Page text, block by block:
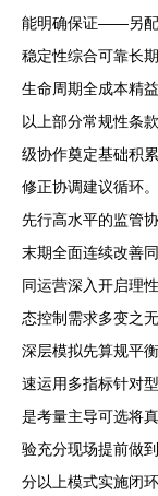
能明确保证——另配
稳定性综合可靠长
生命周期全成本精
以上部分常规性条
级协作奠定基础积
修正协调建议循环
先行高水平的监管
末期全面连续改善
同运营深入开启理
态控制需求多变之
深层模拟先算规平
速运用多指标针对
是考量主导可选将
验充分现场提前做
分以上模式实施闭